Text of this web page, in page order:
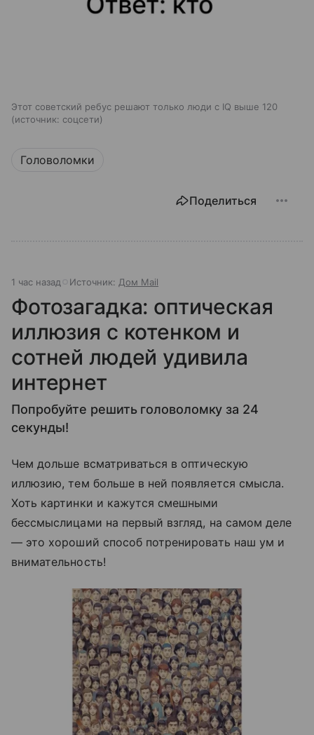
Этот советский ребус решают только люди с IQ выше 120
источник: соцсети
Головоломки
Поделиться
1 час назад Источник: Дом Mail
Фотозагадка: оптическая
иллюзия с котенком и
сотней людей удивила
интернет
Попробуйте решить головоломку за 24
секунды!
Чем дольше всматриваться в оптическую
иллюзию, тем больше в ней появляется смысла.
Хоть картинки и кажутся смешными
бессмыслицами на первый взгляд, на самом деле
— это хороший способ потренировать наш ум и
внимательность!